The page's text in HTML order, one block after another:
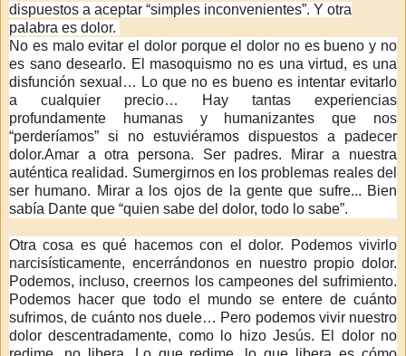
dispuestos a aceptar “simples inconvenientes”. Y otra
palabra es dolor.
No es malo evitar el dolor porque el dolor no es bueno y no
es sano desearlo. El masoquismo no es una virtud, es una
disfunción sexual… Lo que no es bueno es intentar evitarlo
a cualquier precio…
Hay tantas experiencias
profundamente humanas y humanizantes que nos
“perderíamos” si no estuviéramos dispuestos a padecer
dolor.Amar a otra persona. Ser padres. Mirar a nuestra
auténtica realidad. Sumergirnos en los problemas reales del
ser humano. Mirar a los ojos de la gente que sufre... Bien
sabía Dante que “quien sabe del dolor, todo lo sabe”.
Otra cosa es qué hacemos con el dolor. Podemos vivirlo
narcisísticamente, encerrándonos en nuestro propio dolor.
Podemos, incluso, creernos los campeones del sufrimiento.
Podemos hacer que todo el mundo se entere de cuánto
sufrimos, de cuánto nos duele… Pero podemos vivir nuestro
dolor descentradamente, como lo hizo Jesús. El dolor no